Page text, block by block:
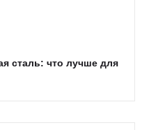
сталь: что лучше для